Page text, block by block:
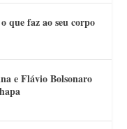
que faz ao seu corpo
e Flávio Bolsonaro